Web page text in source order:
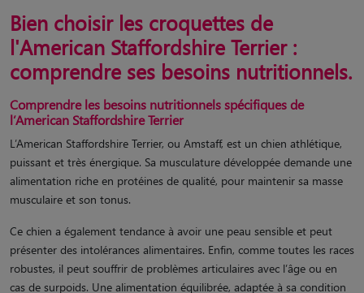
Bien choisir les croquettes de
l'American Staffordshire Terrier :
comprendre ses besoins nutritionnels.
Comprendre les besoins nutritionnels spécifiques de
l’American Staffordshire Terrier
L’American Staffordshire Terrier, ou Amstaff, est un chien athlétique,
puissant et très énergique. Sa musculature développée demande une
alimentation riche en protéines de qualité, pour maintenir sa masse
musculaire et son tonus.
Ce chien a également tendance à avoir une peau sensible et peut
présenter des intolérances alimentaires. Enfin, comme toutes les races
robustes, il peut souffrir de problèmes articulaires avec l’âge ou en
cas de surpoids. Une alimentation équilibrée, adaptée à sa condition